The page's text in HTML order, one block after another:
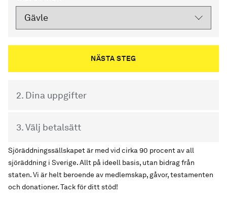
2. Dina uppgifter
3. Välj betalsätt
Sjöräddningssällskapet är med vid cirka 90 procent av all
sjöräddning i Sverige. Allt på ideell basis, utan bidrag från
staten. Vi är helt beroende av medlemskap, gåvor, testamenten
och donationer. Tack för ditt stöd!